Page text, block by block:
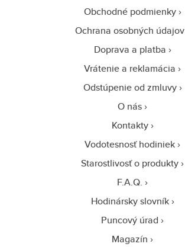
Obchodné podmienky
Ochrana osobných údajov
Doprava a platba
Vrátenie a reklamácia
Odstúpenie od zmluvy
O nás
Kontakty
Vodotesnosť hodiniek
Starostlivosť o produkty
F.A.Q.
Hodinársky slovník
Puncový úrad
Magazín